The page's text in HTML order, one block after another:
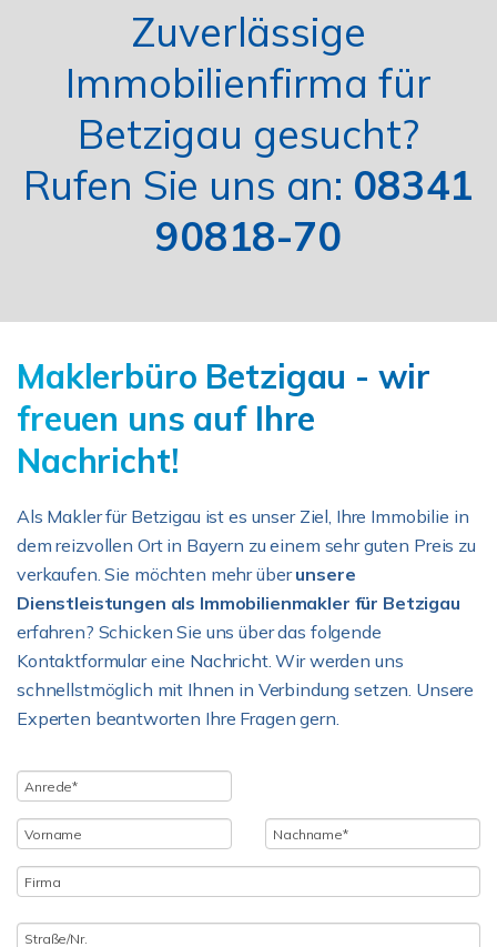
Zuverlässige
Immobilienfirma für
Betzigau gesucht?
Rufen Sie uns an: 08341
90818-70
Maklerbüro Betzigau - wir
freuen uns auf Ihre
Nachricht!
Als Makler für Betzigau ist es unser Ziel, Ihre Immobilie in
dem reizvollen Ort in Bayern zu einem sehr guten Preis zu
verkaufen. Sie möchten mehr überunsere
Dienstleistungen als Immobilienmakler für Betzigau
erfahren? Schicken Sie uns über das folgende
Kontaktformular eine Nachricht. Wir werden uns
schnellstmöglich mit Ihnen in Verbindung setzen. Unsere
Experten beantworten Ihre Fragen gern.